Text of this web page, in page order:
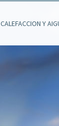
CALEFACCION Y